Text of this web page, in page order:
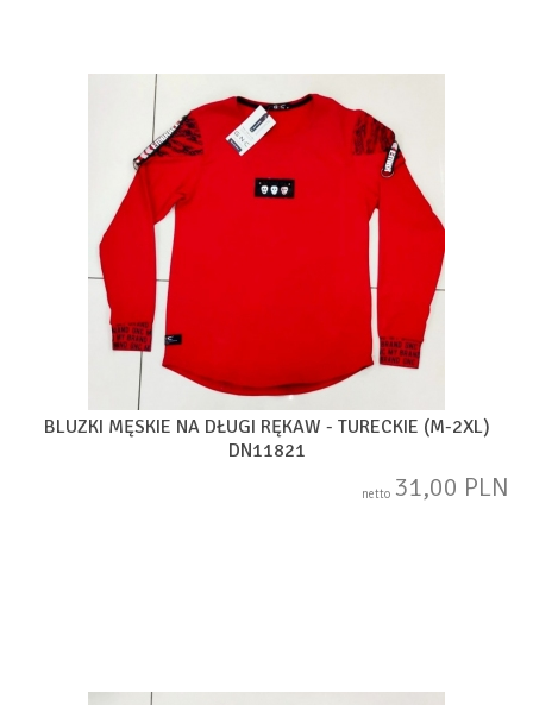
BLUZKI MĘSKIE NA DŁUGI RĘKAW - TURECKIE (M-2XL)
DN11821
netto 31,00 PLN